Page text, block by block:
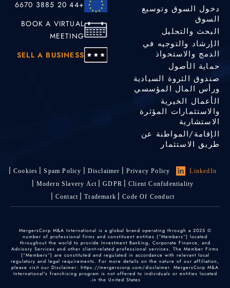
دخول السوق وتوسيع
السوق
البحث والتحليل
الإرشاد والتوجيه في
الدمج والاستحواذ
حماية الأصول
صندوق الثروة السيادية
ورأس المال المؤسسي
الأعمال الخيرية
والاستثمارات المؤثرة
الاستشارية
الإقامة/المواطنة عن
طريق الاستثمار
+44 20 3885 6670
BOOK A VIRTUAL
MEETING
SELL A BUSINESS
LinkedIn
Privacy Policy
Disclaimer
Spam Policy
Cookies
Client Confidentiality
GDPR
Modern Slavery Act
Code Of Conduct
Trademark
Contact
© 2025 MergersCorp M&A International is a global brand operating through a
number of professional firms and constituent entities (“Members”) located
throughout the world to provide Investment Banking, Corporate Finance, and
Advisory Services and other client-related professional services. The Member Firms
(“Members”) are constituted and regulated in accordance with relevant local
regulatory and legal requirements. For more details on the nature of our affiliation,
please visit our Disclaimer: https://mergerscorp.com/disclaimer. MergersCorp M&A
International's franchising program is not offered to individuals or entities located
in the United States.